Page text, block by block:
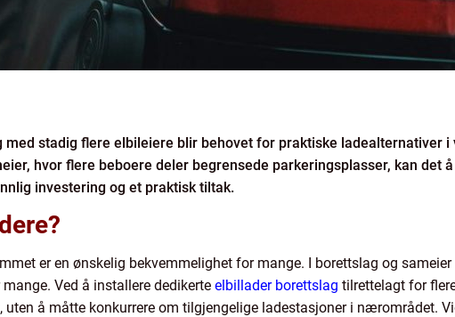
med stadig flere elbileiere blir behovet for praktiske ladealternativer
hvor flere beboere deler begrensede parkeringsplasser, kan det
investering og et praktisk tiltak.
er en ønskelig bekvemmelighet for mange. I borettslag og
Ved å installere dedikerte elbillader borettslag tilrettelagt for
uten å måtte konkurrere om tilgjengelige ladestasjoner i nærområdet.